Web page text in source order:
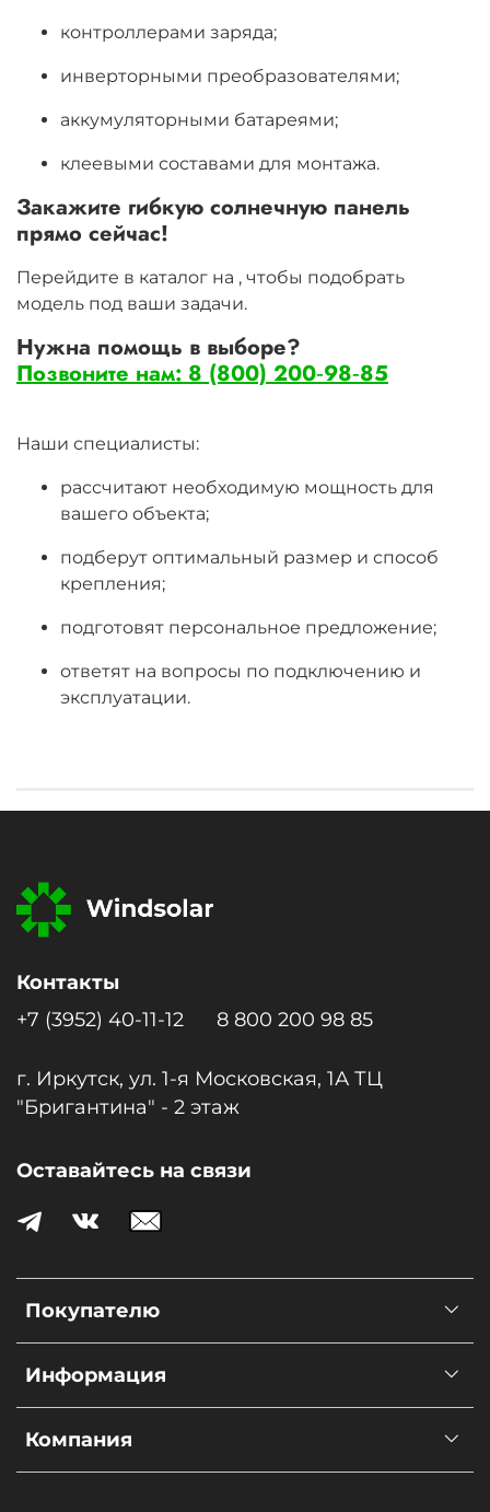
контроллерами заряда;
инверторными преобразователями;
аккумуляторными батареями;
клеевыми составами для монтажа.
Закажите гибкую солнечную панель
прямо сейчас!
Перейдите в каталог на , чтобы подобрать
модель под ваши задачи.
Нужна помощь в выборе?
Позвоните нам: 8 (800) 200‑98‑85
Наши специалисты:
рассчитают необходимую мощность для
вашего объекта;
подберут оптимальный размер и способ
крепления;
подготовят персональное предложение;
ответят на вопросы по подключению и
эксплуатации.
Покупателю
Информация
Компания
Контакты
+7 (3952) 40-11-12
8 800 200 98 85
г. Иркутск, ул. 1-я Московcкая, 1А ТЦ
"Бригантина" - 2 этаж
Оставайтесь на связи